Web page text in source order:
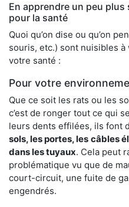
En apprendre un peu
pour la santé
Quoi qu’on dise ou qu’on
souris, etc.) sont nuisibles
votre santé :
Pour votre
Que ce soit les rats ou les
c’est de ronger tout ce qui
leurs dents effilées, ils font
sols, les portes, les câbles
dans les tuyaux. Cela peut
problématique vu que de
court-circuit, une fuite de
engendrés.